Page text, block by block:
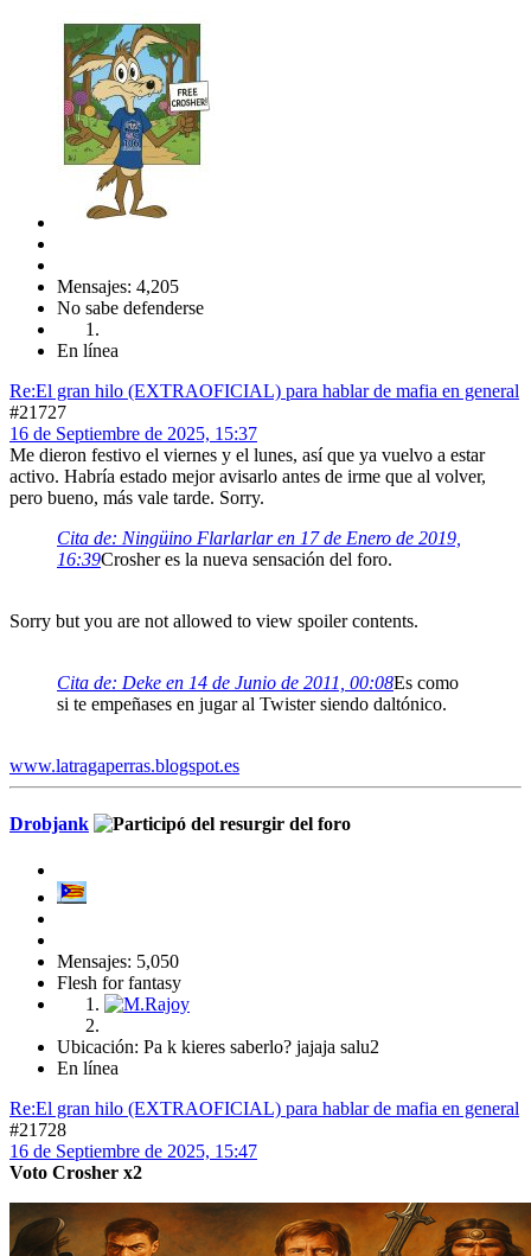
Mensajes: 4,205
No sabe defenderse
En línea
Re:El gran hilo (EXTRAOFICIAL) para hablar de mafia en general
#21727
16 de Septiembre de 2025, 15:37
Me dieron festivo el viernes y el lunes, así que ya vuelvo a estar
activo. Habría estado mejor avisarlo antes de irme que al volver,
pero bueno, más vale tarde. Sorry.
Cita de: Ningüino Flarlarlar en 17 de Enero de 2019,
16:39Crosher es la nueva sensación del foro.
Sorry but you are not allowed to view spoiler contents.
Cita de: Deke en 14 de Junio de 2011, 00:08Es como
si te empeñases en jugar al Twister siendo daltónico.
www.latragaperras.blogspot.es
Drobjank
Mensajes: 5,050
Flesh for fantasy
Ubicación: Pa k kieres saberlo? jajaja salu2
En línea
Re:El gran hilo (EXTRAOFICIAL) para hablar de mafia en general
#21728
16 de Septiembre de 2025, 15:47
Voto Crosher x2